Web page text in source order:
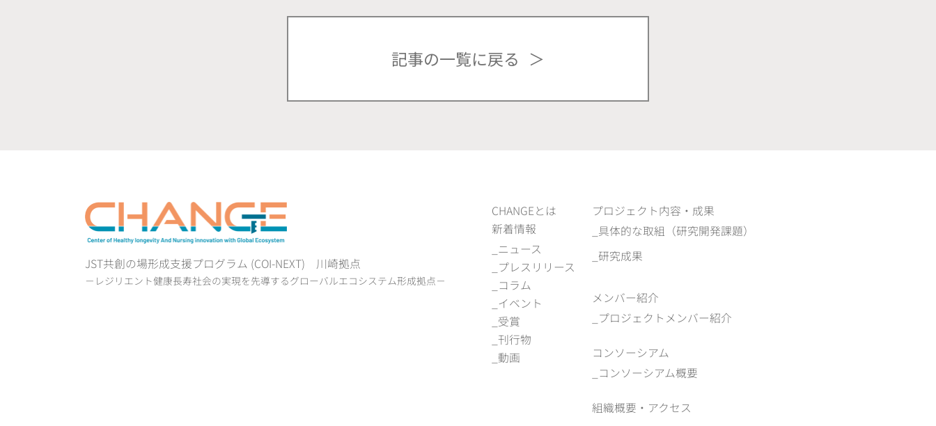
記事の一覧に戻る
JST共創の場形成支援プログラム (COI-NEXT) 川崎拠点
－レジリエント健康長寿社会の実現を先導するグローバルエコシステム形成拠点－
CHANGEとは
新着情報
ニュース
プレスリリース
コラム
イベント
受賞
刊行物
動画
プロジェクト内容・成果
具体的な取組（研究開発課題）
研究成果
メンバー紹介
プロジェクトメンバー紹介
コンソーシアム
コンソーシアム概要
組織概要‧アクセス